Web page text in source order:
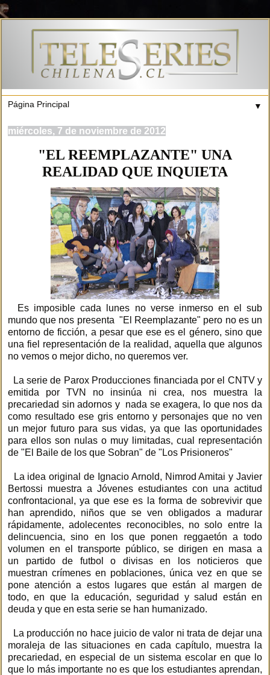
▼
miércoles, 7 de noviembre de 2012
"EL REEMPLAZANTE" UNA
REALIDAD QUE INQUIETA
Es imposible cada lunes no verse inmerso en el sub
mundo que nos presenta "El Reemplazante" pero no es un
entorno de ficción, a pesar que ese es el género, sino que
una fiel representación de la realidad, aquella que algunos
no vemos o mejor dicho, no queremos ver.
La serie de Parox Producciones financiada por el CNTV y
emitida por TVN no insinúa ni crea, nos muestra la
precariedad sin adornos y nada se exagera, lo que nos da
como resultado ese gris entorno y personajes que no ven
un mejor futuro para sus vidas, ya que las oportunidades
para ellos son nulas o muy limitadas, cual representación
de "El Baile de los que Sobran" de "Los Prisioneros"
La idea original de Ignacio Arnold, Nimrod Amitai y Javier
Bertossi muestra a Jóvenes estudiantes con una actitud
confrontacional, ya que ese es la forma de sobrevivir que
han aprendido, niños que se ven obligados a madurar
rápidamente, adolecentes reconocibles, no solo entre la
delincuencia, sino en los que ponen reggaetón a todo
volumen en el transporte público, se dirigen en masa a
un partido de futbol o divisas en los noticieros que
muestran crímenes en poblaciones, única vez en que se
pone atención a estos lugares que están al margen de
todo, en que la educación, seguridad y salud están en
deuda y que en esta serie se han humanizado.
La producción no hace juicio de valor ni trata de dejar una
moraleja de las situaciones en cada capítulo, muestra la
precariedad, en especial de un sistema escolar en que lo
que lo más importante no es que los estudiantes aprendan,